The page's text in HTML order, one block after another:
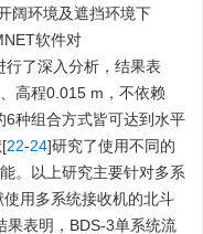
阔环境及遮挡环境下
软件对
行了深入分析，结果表
高程0.015 m，不依赖
6种组合方式皆可达到水平
22-24]研究了使用不同的
。以上研究主要针对多系
用多系统接收机的北斗
果表明，BDS-3单系统流